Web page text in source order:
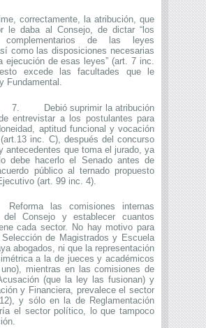
la atribución, que
le daba al Consejo, de dictar “los
complementarios de las leyes
como las disposiciones necesarias
ejecución de esas leyes” (art. 7 inc.
excede las facultades que le
Fundamental.
suprimir la atribución
entrevistar a los postulantes para
aptitud funcional y vocación
(art.13 inc. C), después del concurso
antecedentes que toma el jurado, ya
debe hacerlo el Senado antes de
público al ternado propuesto
(art. 99 inc. 4).
las comisiones internas
del Consejo y establecer cuantos
cada sector. No hay motivo para
de Magistrados y Escuela
abogados, ni que la representación
a la de jueces y académicos
mientras en las comisiones de
(que la ley las fusionan) y
y Financiera, prevalece el sector
y sólo en la de Reglamentación
el sector político, lo que tampoco